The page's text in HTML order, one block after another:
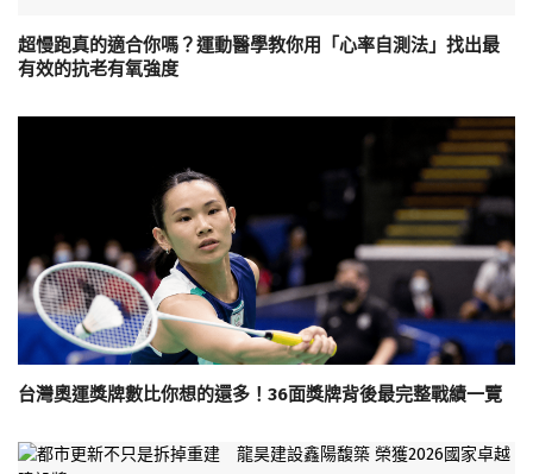
超慢跑真的適合你嗎？運動醫學教你用「心率自測法」找出最
有效的抗老有氧強度
台灣奧運獎牌數比你想的還多！36面獎牌背後最完整戰績一覽